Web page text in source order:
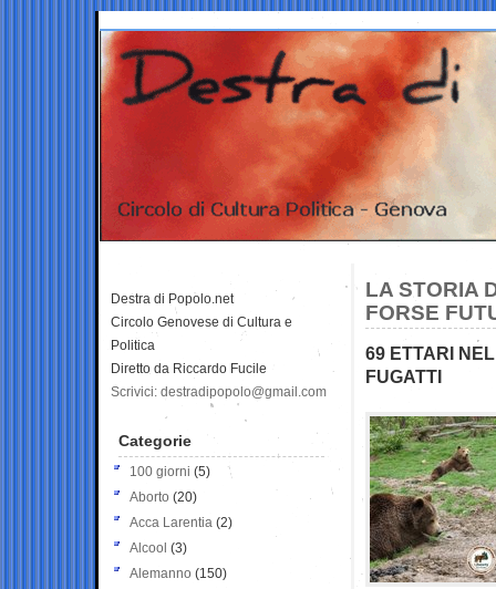
LA STORIA
FORSE
69 ETTARI
FUGATTI
Destra di Popolo.net
Circolo Genovese di Cultura e
Politica
Diretto da Riccardo Fucile
Scrivici: destradipopolo@gmail.com
Categorie
100 giorni (5)
Aborto (20)
Acca Larentia (2)
Alcool (3)
Alemanno (150)